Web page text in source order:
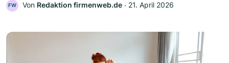
FW Von Redaktion firmenweb.de ‧ 21. April 2026